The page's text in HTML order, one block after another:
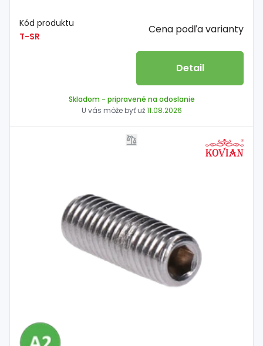
Kód produktu
T-SR
Cena podľa varianty
Detail
Skladom - pripravené na odoslanie
U vás môže byť už11.08.2026